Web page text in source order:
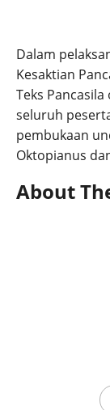
Dalam
Kesaktian
Teks
seluruh
pembukaan
Oktopianus
About